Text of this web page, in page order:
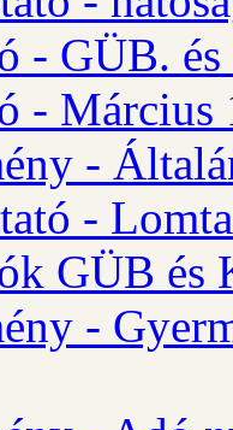
- GÜB.
- Március
-
-
GÜB és
-